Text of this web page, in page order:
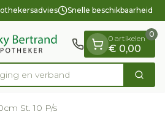
Snelle beschikbaarheid
en verband Zoek
0 artikelen
€ 0,00
0
St. 10 P/s